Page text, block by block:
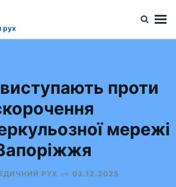
рух
проти
мережі
РУХ on 03.12.2025